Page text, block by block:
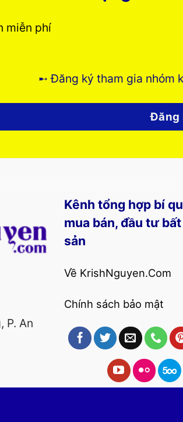
miễn phí
➸ Đăng ký tham gia nhóm
Đăng
P. An
Kênh tổng hợp bí
mua bán, đầu tư
sản
Về KrishNguyen.Com
Chính sách bảo mật